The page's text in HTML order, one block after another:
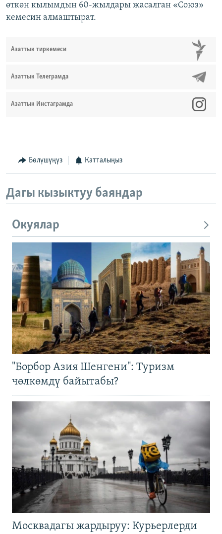
өткөн кылымдын 60-жылдары жасалган «Союз»
кемесин алмаштырат.
Азаттык тиркемеси
Азаттык Телеграмда
Азаттык Инстаграмда
Бөлүшүңүз Катталыңыз
Дагы кызыктуу баяндар
Окуялар
"Борбор Азия Шенгени": Туризм
чөлкөмдү байытабы?
Москвадагы жардыруу: Курьерлерди